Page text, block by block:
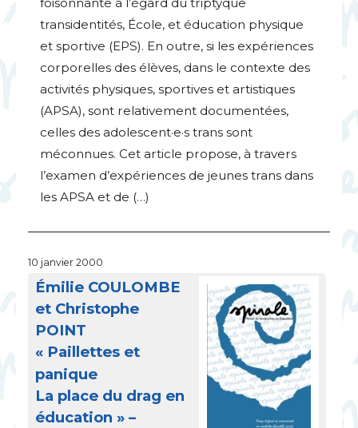
transidentités, École, et éducation physique
et sportive (EPS). En outre, si les expériences
corporelles des élèves, dans le contexte des
activités physiques, sportives et artistiques
(APSA), sont relativement documentées,
celles des adolescent·e·s trans sont
méconnues. Cet article propose, à travers
l’examen d’expériences de jeunes trans dans
les APSA et de (…)
10 janvier 2000
Émilie COULOMBE
et Christophe
POINT
« Paillettes et
panique
La place du drag en
éducation » –